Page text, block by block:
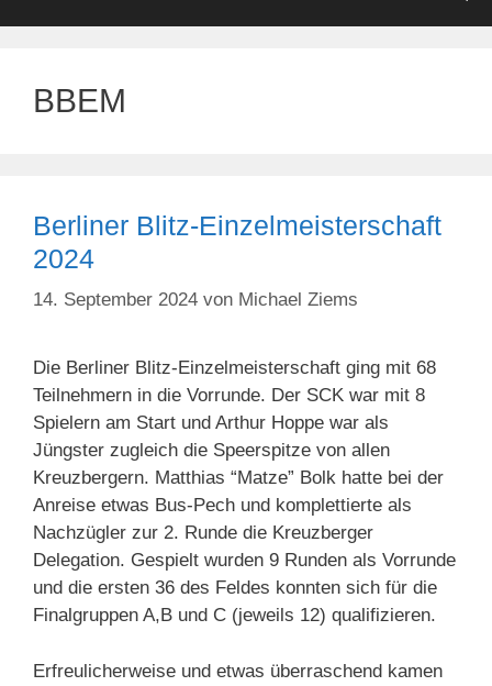
BBEM
Berliner Blitz-Einzelmeisterschaft
2024
14. September 2024 von Michael Ziems
Die Berliner Blitz-Einzelmeisterschaft ging mit 68
Teilnehmern in die Vorrunde. Der SCK war mit 8
Spielern am Start und Arthur Hoppe war als
Jüngster zugleich die Speerspitze von allen
Kreuzbergern. Matthias “Matze” Bolk hatte bei der
Anreise etwas Bus-Pech und komplettierte als
Nachzügler zur 2. Runde die Kreuzberger
Delegation. Gespielt wurden 9 Runden als Vorrunde
und die ersten 36 des Feldes konnten sich für die
Finalgruppen A,B und C (jeweils 12) qualifizieren.
Erfreulicherweise und etwas überraschend kamen